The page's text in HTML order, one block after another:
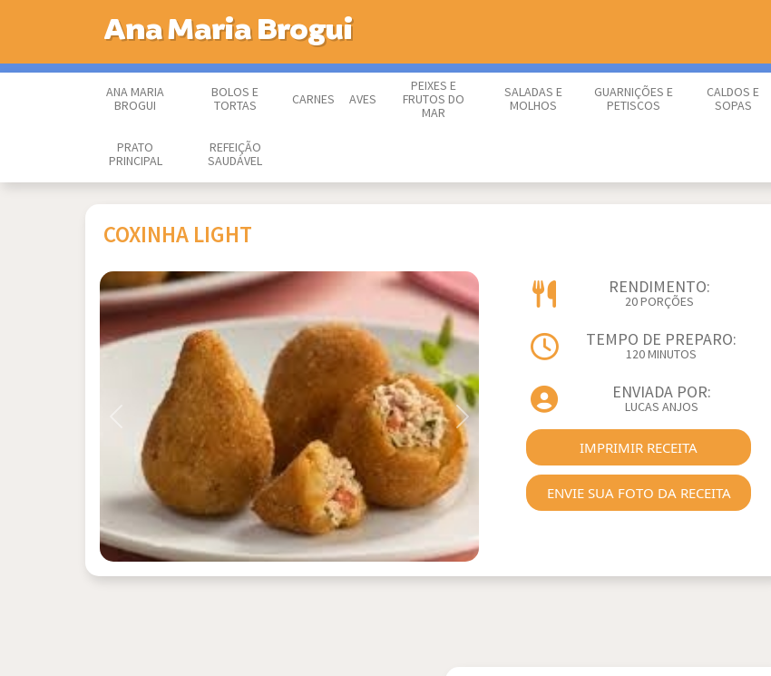
Ana Maria Brogui
ANA MARIA
BROGUI
BOLOS E
TORTAS
CARNES AVES
PEIXES E
FRUTOS DO
MAR
SALADAS E
MOLHOS
GUARNIÇÕES E
PETISCOS
CALDOS E
SOPAS
PRATO
PRINCIPAL
REFEIÇÃO
SAUDÁVEL
COXINHA LIGHT
Previous Next
RENDIMENTO:
20 PORÇÕES
TEMPO DE PREPARO:
120 MINUTOS
ENVIADA POR:
LUCAS ANJOS
IMPRIMIR RECEITA
ENVIE SUA FOTO DA RECEITA